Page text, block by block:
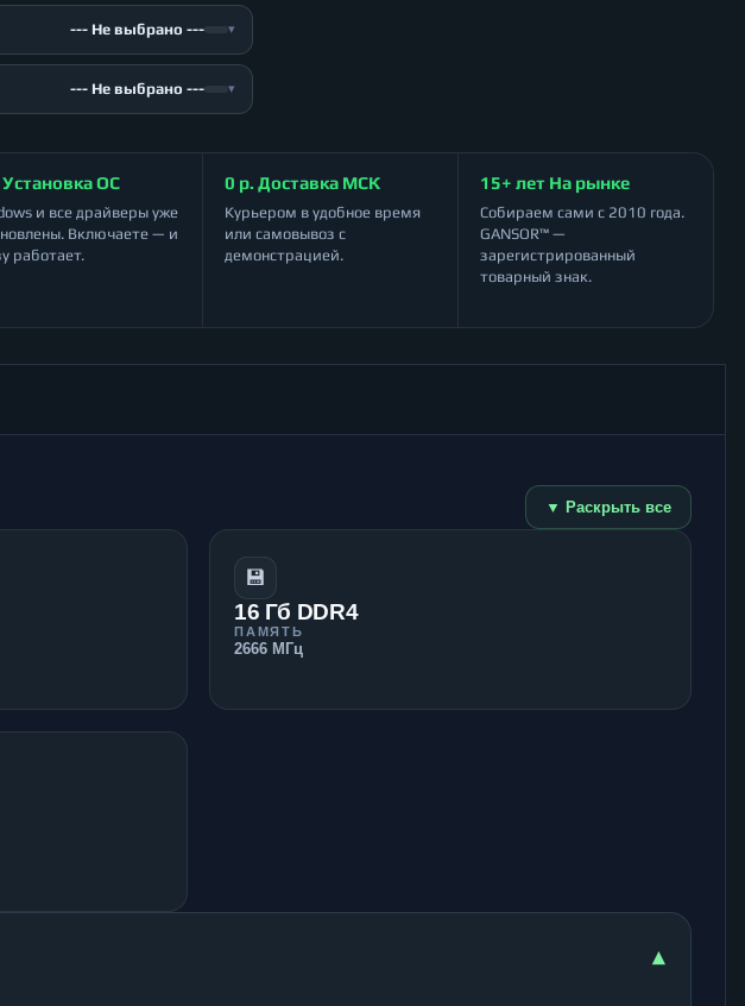
--- Не выбрано --- ▾
--- Не выбрано --- ▾
Установка ОС
и все драйверы уже
Включаете — и
работает.
0 р. Доставка МСК
Курьером в удобное время
или самовывоз с
демонстрацией.
15+ лет На рынке
Собираем сами с 2010 года.
GANSOR™ —
зарегистрированный
товарный знак.
▼ Раскрыть все
💾
16 Гб DDR4
ПАМЯТЬ
2666 МГц
▾